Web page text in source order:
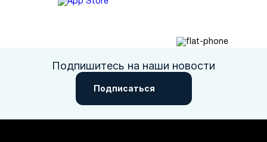
Подпишитесь на наши новости
Подписаться